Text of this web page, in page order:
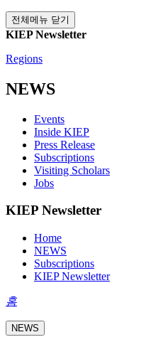
전체메뉴 닫기
KIEP Newsletter
Regions
NEWS
Events
Inside KIEP
Press Release
Subscriptions
Visiting Scholars
Jobs
KIEP Newsletter
Home
NEWS
Subscriptions
KIEP Newsletter
홈
NEWS